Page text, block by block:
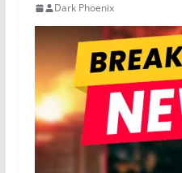
Dark Phoenix